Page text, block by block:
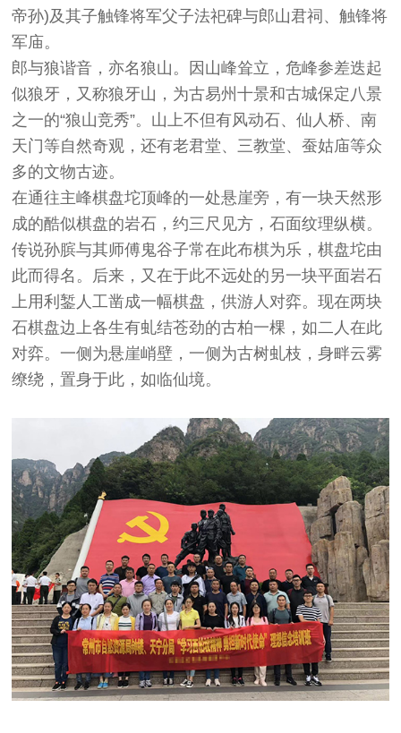
帝孙)及其子触锋将军父子法祀碑与郎山君祠、触锋将
军庙。
郎与狼谐音，亦名狼山。因山峰耸立，危峰参差迭起
似狼牙，又称狼牙山，为古易州十景和古城保定八景
之一的“狼山竞秀”。山上不但有风动石、仙人桥、南
天门等自然奇观，还有老君堂、三教堂、蚕姑庙等众
多的文物古迹。
在通往主峰棋盘坨顶峰的一处悬崖旁，有一块天然形
成的酷似棋盘的岩石，约三尺见方，石面纹理纵横。
传说孙膑与其师傅鬼谷子常在此布棋为乐，棋盘坨由
此而得名。后来，又在于此不远处的另一块平面岩石
上用利錾人工凿成一幅棋盘，供游人对弈。现在两块
石棋盘边上各生有虬结苍劲的古柏一棵，如二人在此
对弈。一侧为悬崖峭壁，一侧为古树虬枝，身畔云雾
缭绕，置身于此，如临仙境。